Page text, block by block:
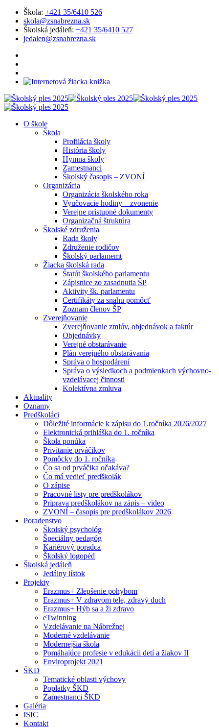
Škola: +421 35/6410 526
skola@zsnabrezna.sk
Školská jedáleň: +421 35/6410 527
jedalen@zsnabrezna.sk
O škole
Škola
Profilácia školy
História školy
Hymna školy
Zamestnanci
Školský časopis – ZVONÍ
Organizácia
Organizácia školského roka
Vyučovacie hodiny – zvonenie
Verejne prístupné dokumenty
Organizačná štruktúra
Školské združenia
Rada školy
Združenie rodičov
Školský parlamemt
Žiacka školská rada
Štatút školského parlamentu
Zápisnice zo zasadnutia ŠP
Aktivity šk. parlamentu
Certifikáty za snahu pomôcť
Zoznam členov ŠP
Zverejňovanie
Zverejňovanie zmlúv, objednávok a faktúr
Objednávky
Verejné obstarávanie
Plán verejného obstarávania
Správa o hospodárení
Správa o výsledkoch a podmienkach výchovno-
vzdelávacej činnosti
Kolektívna zmluva
Aktuality
Oznamy
Predškoláci
Dôležité informácie k zápisu do 1.ročníka 2026/2027
Elektronická prihláška do 1. ročníka
Škola ponúka
Privítanie prváčikov
Pomôcky do 1. ročníka
Čo sa od prváčika očakáva?
Čo má vedieť predškolák
O zápise
Pracovné listy pre predškolákov
Príprava predškolákov na zápis – video
ZVONÍ – časopis pre predškolákov 2026
Poradenstvo
Školský psychológ
Špeciálny pedagóg
Kariérový poradca
Školský logopéd
Školská jedáleň
Jedálny lístok
Projekty
Erazmus+ Zlepšenie pohybom
Erazmus+ V zdravom tele, zdravý duch
Erazmus+ Hýb sa a ži zdravo
eTwinning
Vzdelávanie na Nábrežnej
Moderné vzdelávanie
Modernejšia škola
Pomáhajúce profesie v edukácii detí a žiakov II
Enviroprojekt 2021
ŠKD
Tematické oblasti výchovy
Poplatky ŠKD
Zamestnanci ŠKD
Galéria
ISIC
Kontakt